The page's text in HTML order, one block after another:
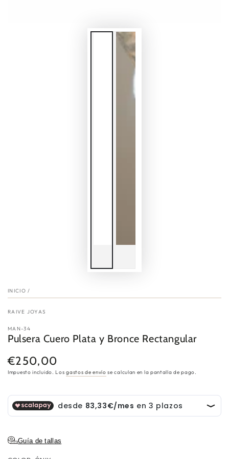
INICIO /
RAIVE JOYAS
MAN-34
Pulsera Cuero Plata y Bronce Rectangular
Precio
regular
€250,00
Impuesto incluido. Losgastos de envío se calculan en la pantalla de pago.
Guía de tallas